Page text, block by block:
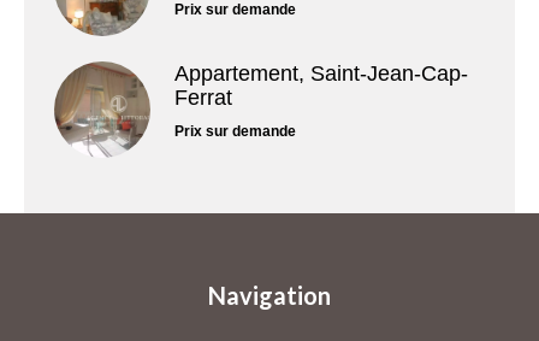
Prix sur demande
Appartement, Saint-Jean-Cap-
Ferrat
Prix sur demande
Navigation